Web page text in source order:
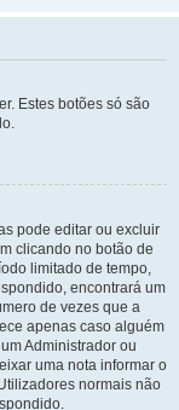
Estes botões só são
pode editar ou excluir
clicando no botão de
limitado de tempo,
encontrará um
de vezes que a
apenas caso alguém
Administrador ou
uma nota informar o
normais não